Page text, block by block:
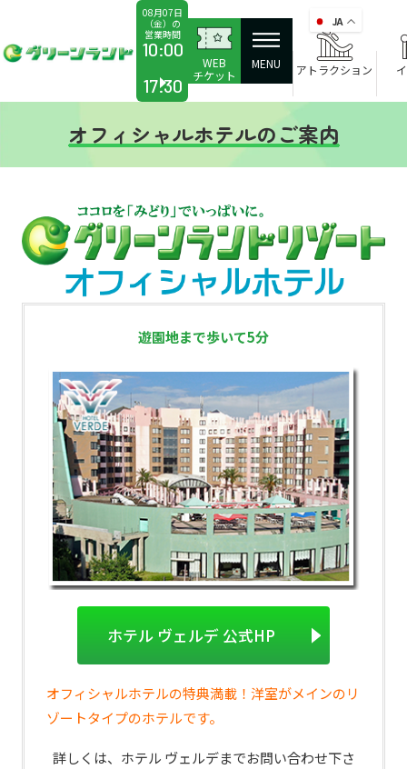
08月07日
（金）の
営業時間
10:00か
ら
17:30
WEB
チケット
MENU アトラクション
オフィシャルホテルのご案内
遊園地まで歩いて5分
ホテル ヴェルデ 公式HP
オフィシャルホテルの特典満載！洋室がメインのリ
ゾートタイプのホテルです。
詳しくは、ホテル ヴェルデまでお問い合わせ下さ
JA